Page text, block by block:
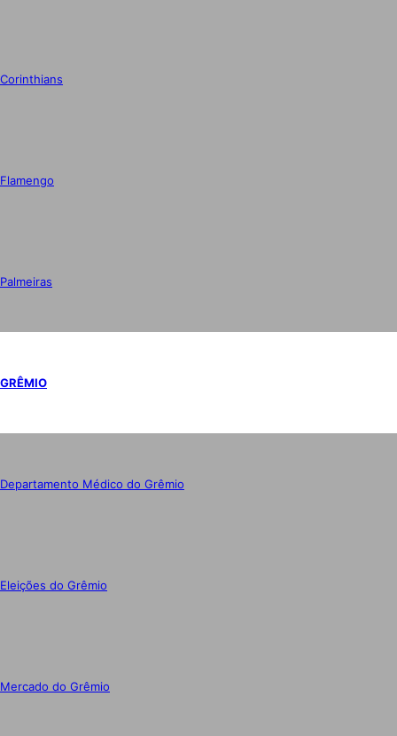
Corinthians
Flamengo
Palmeiras
GRÊMIO
Departamento Médico do Grêmio
Eleições do Grêmio
Mercado do Grêmio